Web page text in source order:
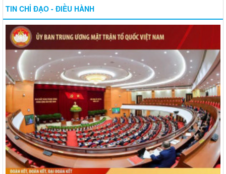
TIN CHỈ ĐẠO - ĐIỀU HÀNH